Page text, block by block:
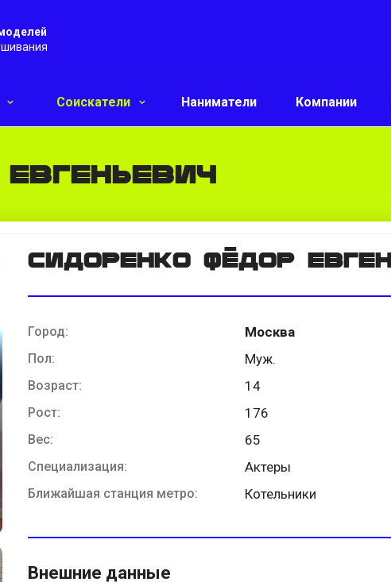
Соискатели Наниматели Компании
Сидоренко Фёдор
Город: Москва
Пол: Муж.
Возраст: 14
Рост: 176
Вес: 65
Специализация: Актеры
Ближайшая станция метро: Котельники
Внешние данные